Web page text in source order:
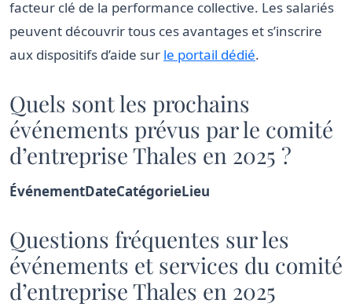
facteur clé de la performance collective. Les salariés
peuvent découvrir tous ces avantages et s’inscrire
aux dispositifs d’aide sur le portail dédié.
Quels sont les prochains
événements prévus par le comité
d’entreprise Thales en 2025 ?
ÉvénementDateCatégorieLieu
Questions fréquentes sur les
événements et services du comité
d’entreprise Thales en 2025